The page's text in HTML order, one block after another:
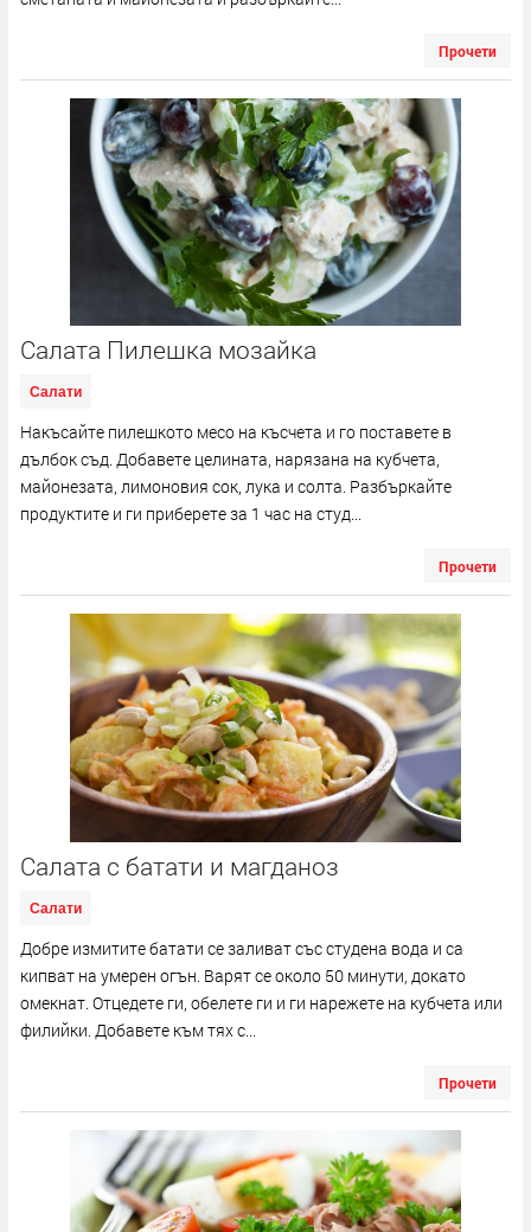
Прочети
Салата Пилешка мозайка
Салати
Накъсайте пилешкото месо на късчета и го поставете в
дълбок съд. Добавете целината, нарязана на кубчета,
майонезата, лимоновия сок, лука и солта. Разбъркайте
продуктите и ги приберете за 1 час на студ...
Прочети
Салата с батати и магданоз
Салати
Добре измитите батати се заливат със студена вода и са
кипват на умерен огън. Варят се около 50 минути, докато
омекнат. Отцедете ги, обелете ги и ги нарежете на кубчета или
филийки. Добавете към тях с...
Прочети